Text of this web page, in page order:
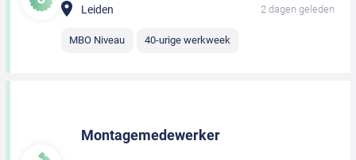
Leiden 2 dagen geleden
MBO Niveau 40-urige werkweek
Montagemedewerker